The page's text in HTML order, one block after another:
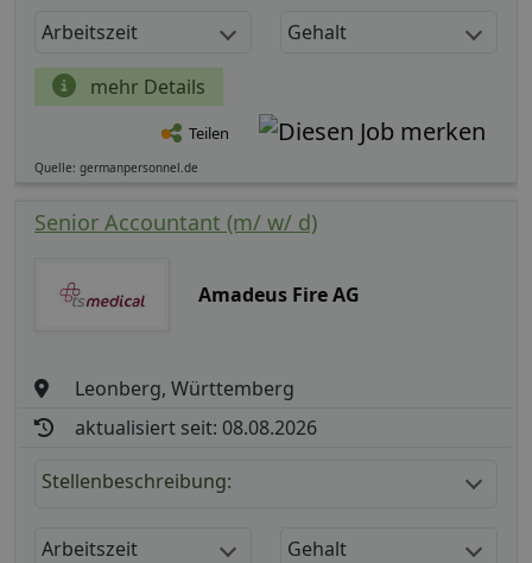
Arbeitszeit Gehalt
mehr Details
Teilen
Quelle: germanpersonnel.de
Senior Accountant (m/ w/ d)
Amadeus Fire AG
Leonberg, Württemberg
aktualisiert seit: 08.08.2026
Stellenbeschreibung:
Arbeitszeit Gehalt